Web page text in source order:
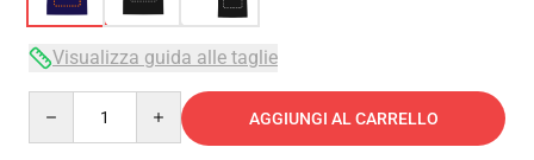
Visualizza guida alle taglie
AGGIUNGI AL CARRELLO